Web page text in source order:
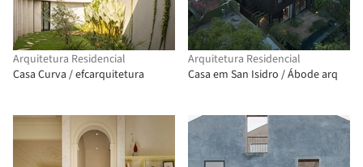
Arquitetura Residencial
Casa Curva / efcarquitetura
Arquitetura Residencial
Casa em San Isidro / Ábode arq